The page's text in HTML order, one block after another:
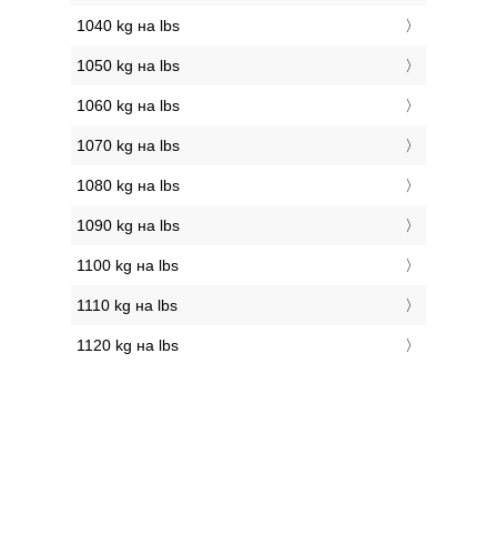
1040 kg на lbs
1050 kg на lbs
1060 kg на lbs
1070 kg на lbs
1080 kg на lbs
1090 kg на lbs
1100 kg на lbs
1110 kg на lbs
1120 kg на lbs